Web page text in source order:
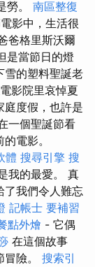
勞。 南區整復
影中，生活很
爸格里斯沃爾
是當節日的燈
雪的塑料聖誕老
影院里哀悼夏
庭度假，也許是
一個聖誕節看
電影。
體 搜尋引擎 搜
我的最愛。 真
了我們令人難忘
記帳士 要補習
點外燴 - 它偶
在這個故事
險。 搜索引